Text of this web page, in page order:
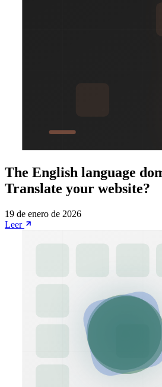
The English language
Translate your website?
19 de enero de 2026
Leer